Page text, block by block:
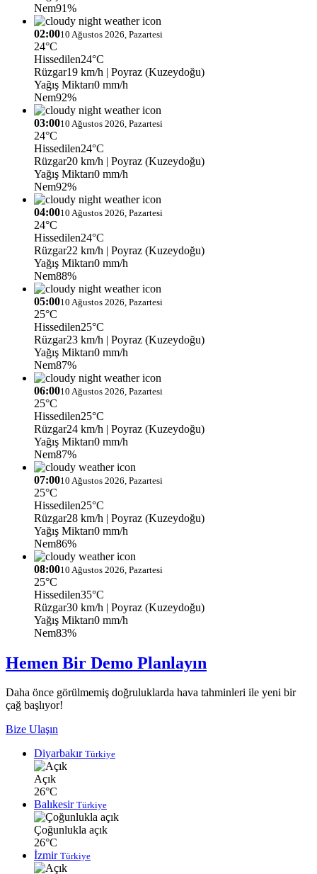
Nem91%
02:0010 Ağustos 2026, Pazartesi
24°C
Hissedilen24°C
Rüzgar19 km/h | Poyraz (Kuzeydoğu)
Yağış Miktarı0 mm/h
Nem92%
03:0010 Ağustos 2026, Pazartesi
24°C
Hissedilen24°C
Rüzgar20 km/h | Poyraz (Kuzeydoğu)
Yağış Miktarı0 mm/h
Nem92%
04:0010 Ağustos 2026, Pazartesi
24°C
Hissedilen24°C
Rüzgar22 km/h | Poyraz (Kuzeydoğu)
Yağış Miktarı0 mm/h
Nem88%
05:0010 Ağustos 2026, Pazartesi
25°C
Hissedilen25°C
Rüzgar23 km/h | Poyraz (Kuzeydoğu)
Yağış Miktarı0 mm/h
Nem87%
06:0010 Ağustos 2026, Pazartesi
25°C
Hissedilen25°C
Rüzgar24 km/h | Poyraz (Kuzeydoğu)
Yağış Miktarı0 mm/h
Nem87%
07:0010 Ağustos 2026, Pazartesi
25°C
Hissedilen25°C
Rüzgar28 km/h | Poyraz (Kuzeydoğu)
Yağış Miktarı0 mm/h
Nem86%
08:0010 Ağustos 2026, Pazartesi
25°C
Hissedilen35°C
Rüzgar30 km/h | Poyraz (Kuzeydoğu)
Yağış Miktarı0 mm/h
Nem83%
Hemen Bir Demo Planlayın
Daha önce görülmemiş doğruluklarda hava tahminleri ile yeni bir
çağ başlıyor!
Bize Ulaşın
Diyarbakır Türkiye
Açık
26°C
Balıkesir Türkiye
Çoğunlukla açık
26°C
İzmir Türkiye